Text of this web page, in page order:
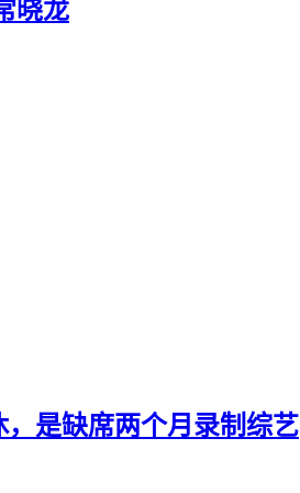
晓龙
是缺席两个月录制综艺